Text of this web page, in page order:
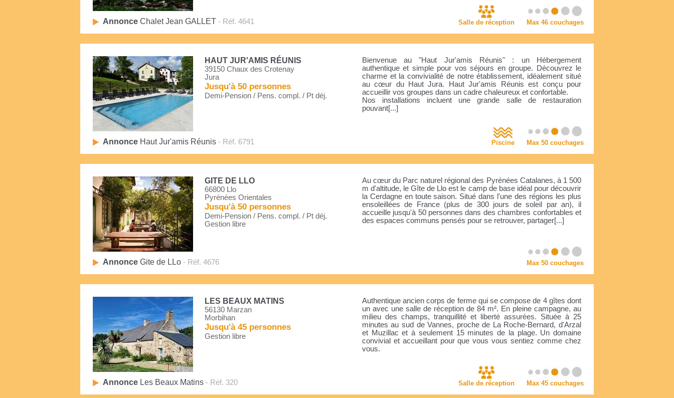
Salle de réception Max 46 couchages
Annonce Chalet Jean GALLET - Réf. 4641
HAUT JUR'AMIS RÉUNIS
39150 Chaux des Crotenay
Jura
Jusqu'à 50 personnes
Demi-Pension / Pens. compl. / Pt déj.
Bienvenue au "Haut Jur'amis Réunis" : un Hébergement
authentique et simple pour vos séjours en groupe. Découvrez le
charme et la convivialité de notre établissement, idéalement situé
au cœur du Haut Jura. Haut Jur'amis Réunis est conçu pour
accueillir vos groupes dans un cadre chaleureux et confortable.
Nos installations incluent une grande salle de restauration
pouvant[...]
Piscine Max 50 couchages
Annonce Haut Jur'amis Réunis - Réf. 6791
GITE DE LLO
66800 Llo
Pyrénées Orientales
Jusqu'à 50 personnes
Demi-Pension / Pens. compl. / Pt déj.
Gestion libre
Au cœur du Parc naturel régional des Pyrénées Catalanes, à 1 500
m d'altitude, le Gîte de Llo est le camp de base idéal pour découvrir
la Cerdagne en toute saison. Situé dans l'une des régions les plus
ensoleillées de France (plus de 300 jours de soleil par an), il
accueille jusqu'à 50 personnes dans des chambres confortables et
des espaces communs pensés pour se retrouver, partager[...]
Max 50 couchages
Annonce Gite de LLo - Réf. 4676
LES BEAUX MATINS
56130 Marzan
Morbihan
Jusqu'à 45 personnes
Gestion libre
Authentique ancien corps de ferme qui se compose de 4 gîtes dont
un avec une salle de réception de 84 m². En pleine campagne, au
milieu des champs, tranquillité et liberté assurées. Située à 25
minutes au sud de Vannes, proche de La Roche-Bernard, d'Arzal
et Muzillac et à seulement 15 minutes de la plage. Un domaine
convivial et accueillant pour que vous vous sentiez comme chez
vous.
Salle de réception Max 45 couchages
Annonce Les Beaux Matins - Réf. 320